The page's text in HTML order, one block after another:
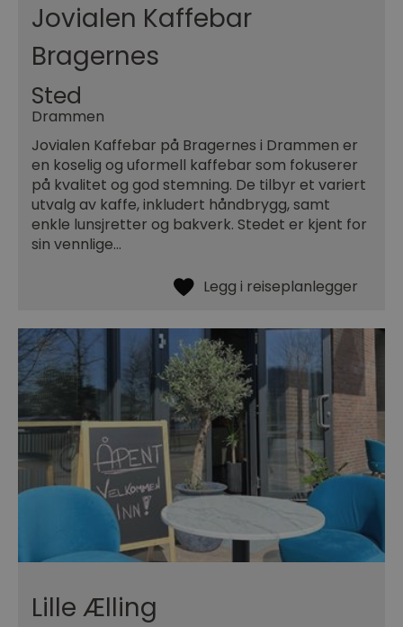
Jovialen Kaffebar
Bragernes
Sted
Drammen
Jovialen Kaffebar på Bragernes i Drammen er
en koselig og uformell kaffebar som fokuserer
på kvalitet og god stemning. De tilbyr et variert
utvalg av kaffe, inkludert håndbrygg, samt
enkle lunsjretter og bakverk. Stedet er kjent for
sin vennlige…
Lille Ælling